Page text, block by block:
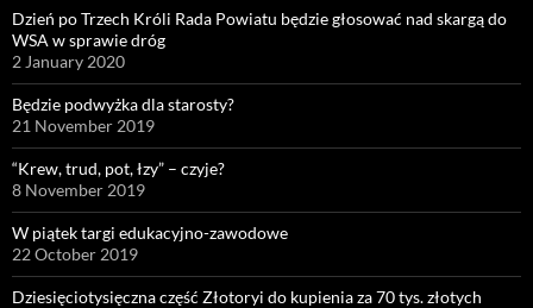
Dzień po Trzech Króli Rada Powiatu będzie głosować nad skargą do
WSA w sprawie dróg
2 January 2020
Będzie podwyżka dla starosty?
21 November 2019
“Krew, trud, pot, łzy” – czyje?
8 November 2019
W piątek targi edukacyjno-zawodowe
22 October 2019
Dziesięciotysięczna część Złotoryi do kupienia za 70 tys. złotych